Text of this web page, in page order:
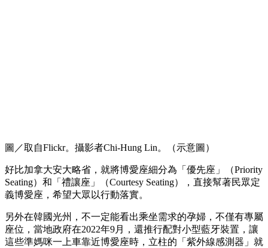
圖／取自Flickr。攝影者Chi-Hung Lin。（示意圖）
好比加拿大安大略省，就將博愛座細分為「優先座」（Priority
Seating）和「禮讓座」（Courtesy Seating），直接幫著民眾定
義博愛座，希望大眾以行動落實。
另外在韓國光州，不一定能看出乘坐需求的孕婦，不僅有專屬
座位，當地政府在2022年9月，還推行配對小型藍牙裝置，讓
這些準媽咪一上車靠近博愛座時，立柱的「紫外線感測器」就